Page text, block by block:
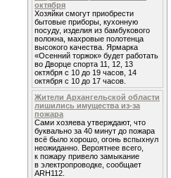
октября
Хозяйки смогут приобрести
бытовые приборы, кухонную
посуду, изделия из бамбукового
волокна, махровые полотенца
высокого качества. Ярмарка
«Осенний торжок» будет работать
во Дворце спорта 11, 12, 13
октября с 10 до 19 часов, 14
октября с 10 до 17 часов.
Жители Архангельской области
лишились имущества из-за
пожара
Сами хозяева утверждают, что
буквально за 40 минут до пожара
всё было хорошо, огонь вспыхнул
неожиданно. Вероятнее всего,
к пожару привело замыкание
в электропроводке, сообщает
ARH112.